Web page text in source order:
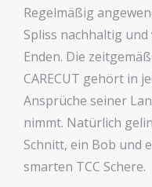
Regelmäßig
Spliss nachhaltig
Enden. Die
CARECUT gehört in
Ansprüche seiner
nimmt. Natürlich
Schnitt, ein Bob und
smarten TCC Schere.